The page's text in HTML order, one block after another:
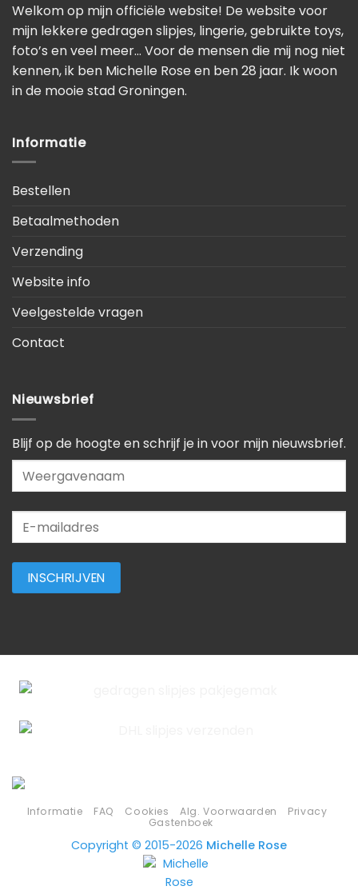
Welkom op mijn officiële website! De website voor
mijn lekkere gedragen slipjes, lingerie, gebruikte toys,
foto’s en veel meer… Voor de mensen die mij nog niet
kennen, ik ben Michelle Rose en ben 28 jaar. Ik woon
in de mooie stad Groningen.
Informatie
Bestellen
Betaalmethoden
Verzending
Website info
Veelgestelde vragen
Contact
Nieuwsbrief
Blijf op de hoogte en schrijf je in voor mijn nieuwsbrief.
Informatie FAQ Cookies Alg. Voorwaarden
Privacy
Gastenboek
Copyright © 2015-2026 Michelle Rose